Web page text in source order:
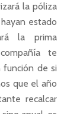
la póliza
estado
la prima
te
de si
que el año
recalcar